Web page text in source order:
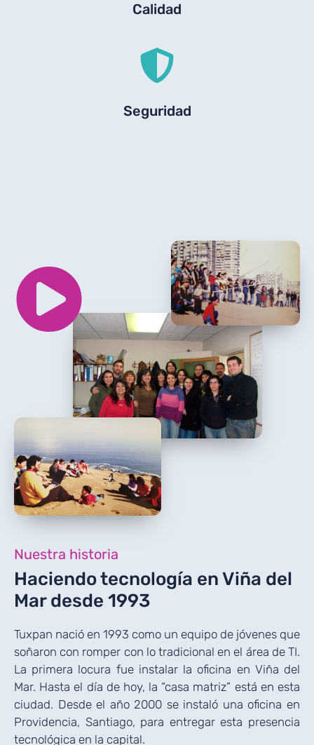
Calidad
Seguridad
Nuestra historia
Haciendo tecnología enViña del
Mar desde 1993
Tuxpan nació en 1993 como un equipo de jóvenes que
soñaron con romper con lo tradicional en el área de TI.
La primera locura fue instalar la oficina en Viña del
Mar. Hasta el día de hoy, la “casa matriz” está en esta
ciudad. Desde el año 2000 se instaló una oficina en
Providencia, Santiago, para entregar esta presencia
tecnológica en la capital.